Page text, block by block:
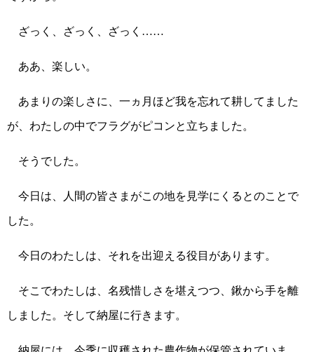
ざっく、ざっく、ざっく……
ああ、楽しい。
あまりの楽しさに、一ヵ月ほど我を忘れて耕してました
が、わたしの中でフラグがピコンと立ちました。
そうでした。
今日は、人間の皆さまがこの地を見学にくるとのことで
した。
今日のわたしは、それを出迎える役目があります。
そこでわたしは、名残惜しさを堪えつつ、鍬から手を離
しました。そして納屋に行きます。